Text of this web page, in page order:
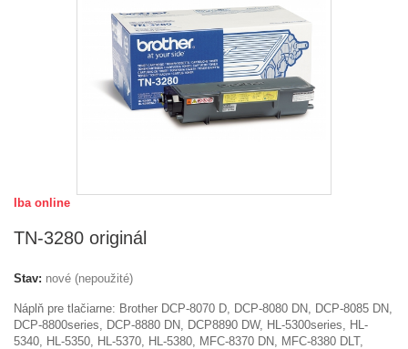
Iba online
TN-3280 originál
Stav: nové (nepoužité)
Náplň pre tlačiarne: Brother DCP-8070 D, DCP-8080 DN, DCP-8085 DN,
DCP-8800series, DCP-8880 DN, DCP8890 DW, HL-5300series, HL-
5340, HL-5350, HL-5370, HL-5380, MFC-8370 DN, MFC-8380 DLT,